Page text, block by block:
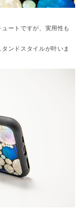
ートですが、実用性も
ンドスタイルが叶いま